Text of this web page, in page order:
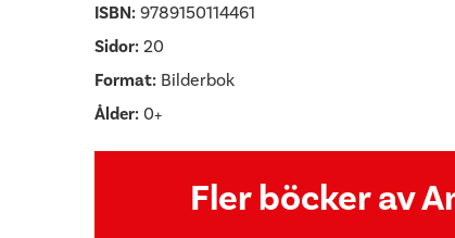
ISBN: 9789150114461
Sidor: 20
Format: Bilderbok
Ålder: 0+
Fler böcker av